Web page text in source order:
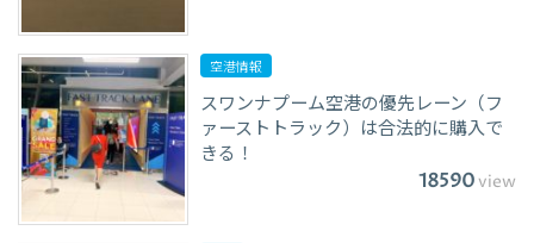
空港情報
スワンナプーム空港の優先レーン（フ
ァーストトラック）は合法的に購入で
きる！
18590view